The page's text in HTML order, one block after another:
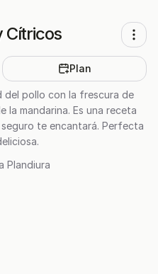
Cítricos
Plan
del pollo con la frescura de
la mandarina. Es una receta
te encantará. Perfecta
Plandiura